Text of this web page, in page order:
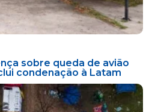
sobre queda de avião
condenação à Latam